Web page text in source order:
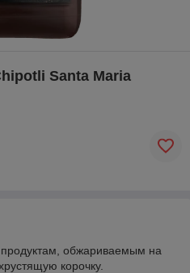
Santa Maria
продуктам, обжариваемым на
корочку.